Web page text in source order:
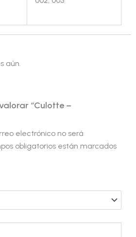
aún.
“Culotte –
electrónico no será
obligatorios están marcados